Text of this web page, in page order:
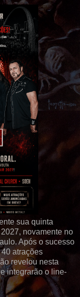
sua quinta
novamente no
Após o sucesso
atrações
revelou nesta
integrarão o line-